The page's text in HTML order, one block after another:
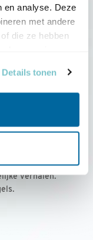
en analyse. Deze
met andere
die ze hebben
Details tonen
per jaar
met
verhalen.